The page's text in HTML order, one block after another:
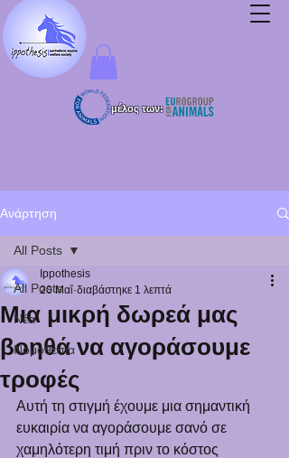
μέλος των:
Ανάρτηση
All Posts
Νέα
Νομοθεσία
All Posts
Μια μικρή δωρεά μας
βοηθά να αγοράσουμε
τροφές
Ippothesis
20 Μαΐ διαβάστηκε 1 λεπτά
Αυτή τη στιγμή έχουμε μια σημαντική
ευκαιρία να αγοράσουμε σανό σε
χαμηλότερη τιμή πριν το κόστος